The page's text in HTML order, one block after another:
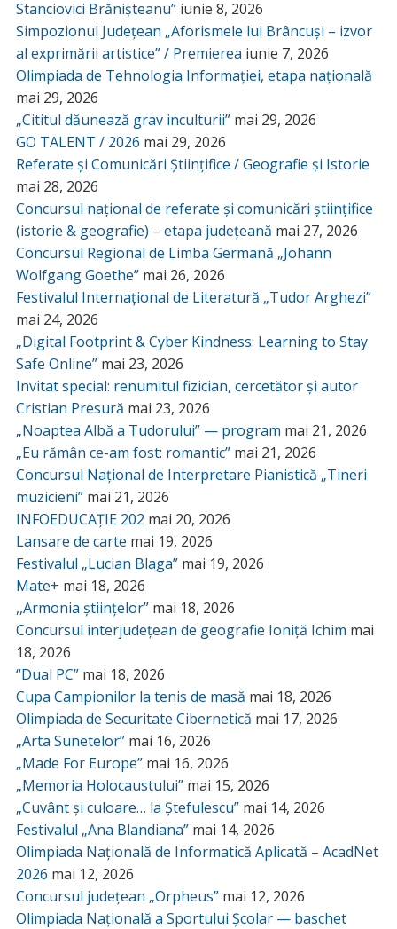
Stanciovici Brănișteanu” iunie 8, 2026
Simpozionul Județean „Aforismele lui Brâncuși – izvor
al exprimării artistice” / Premierea iunie 7, 2026
Olimpiada de Tehnologia Informației, etapa națională
mai 29, 2026
„Cititul dăunează grav inculturii” mai 29, 2026
GO TALENT / 2026 mai 29, 2026
Referate și Comunicări Științifice / Geografie și Istorie
mai 28, 2026
Concursul național de referate și comunicări științifice
(istorie & geografie) – etapa județeană mai 27, 2026
Concursul Regional de Limba Germană „Johann
Wolfgang Goethe” mai 26, 2026
Festivalul Internațional de Literatură „Tudor Arghezi”
mai 24, 2026
„Digital Footprint & Cyber Kindness: Learning to Stay
Safe Online” mai 23, 2026
Invitat special: renumitul fizician, cercetător și autor
Cristian Presură mai 23, 2026
„Noaptea Albă a Tudorului” — program mai 21, 2026
„Eu rămân ce-am fost: romantic” mai 21, 2026
Concursul Național de Interpretare Pianistică „Tineri
muzicieni” mai 21, 2026
INFOEDUCAȚIE 202 mai 20, 2026
Lansare de carte mai 19, 2026
Festivalul „Lucian Blaga” mai 19, 2026
Mate+ mai 18, 2026
,,Armonia științelor” mai 18, 2026
Concursul interjudețean de geografie Ioniță Ichim mai
18, 2026
“Dual PC” mai 18, 2026
Cupa Campionilor la tenis de masă mai 18, 2026
Olimpiada de Securitate Cibernetică mai 17, 2026
„Arta Sunetelor” mai 16, 2026
„Made For Europe” mai 16, 2026
„Memoria Holocaustului” mai 15, 2026
„Cuvânt și culoare… la Ștefulescu” mai 14, 2026
Festivalul „Ana Blandiana” mai 14, 2026
Olimpiada Națională de Informatică Aplicată – AcadNet
2026 mai 12, 2026
Concursul județean „Orpheus” mai 12, 2026
Olimpiada Națională a Sportului Școlar — baschet